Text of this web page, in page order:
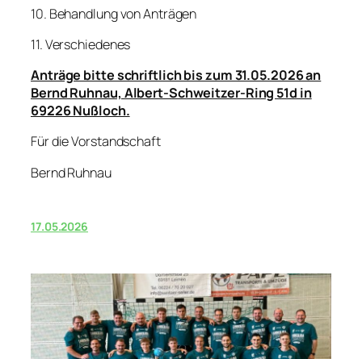
10. Behandlung von Anträgen
11. Verschiedenes
Anträge bitte schriftlich bis zum 31.05.2026 an
Bernd Ruhnau, Albert-Schweitzer-Ring 51d in
69226 Nußloch.
Für die Vorstandschaft
Bernd Ruhnau
17.05.2026